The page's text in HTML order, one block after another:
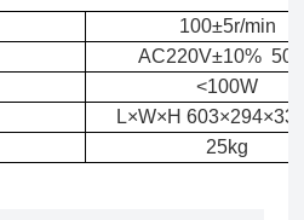
100±5r/min
AC220V±10%
<100W
L×W×H
25kg